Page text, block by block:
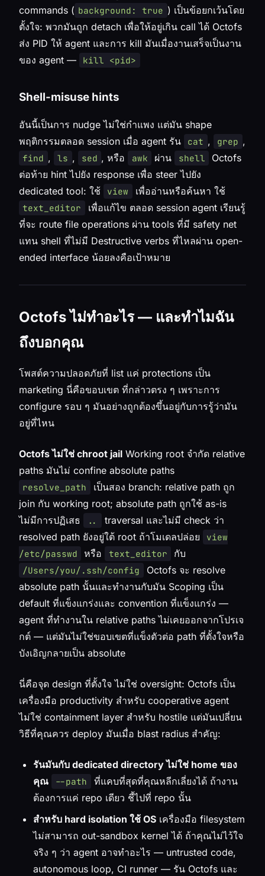
commands ( background: true ) เป็นข้อยกเว้นโดย
ตั้งใจ: พวกมันถูก detach เพื่อให้อยู่เกิน call ได้ Octofs
ส่ง PID ให้ agent และการ kill มันเมื่องานเสร็จเป็นงาน
ของ agent —
kill <pid>
Shell-misuse hints
อันนี้เป็นการ nudge ไม่ใช่กำแพง แต่มัน shape
พฤติกรรมตลอด session เมื่อ agent รัน
cat , grep ,
find , ls , sed , หรือ awk ผ่าน shell
Octofs
ต่อท้าย hint ไปยัง response เพื่อ steer ไปยัง
dedicated tool: ใช้
view เพื่ออ่านหรือค้นหา ใช้
text_editor
เพื่อแก้ไข ตลอด session agent เรียนรู้
ที่จะ route file operations ผ่าน tools ที่มี safety net
แทน shell ที่ไม่มี Destructive verbs ที่ไหลผ่าน open-
ended interface น้อยลงคือเป้าหมาย
Octofs ไม่ทำอะไร — และทำไมฉัน
ถึงบอกคุณ
โพสต์ความปลอดภัยที่ list แค่ protections เป็น
marketing นี่คือขอบเขต ที่กล่าวตรง ๆ เพราะการ
configure รอบ ๆ มันอย่างถูกต้องขึ้นอยู่กับการรู้ว่ามัน
อยู่ที่ไหน
Octofs ไม่ใช่ chroot jail Working root จำกัด relative
paths มันไม่ confine absolute paths
resolve_path
เป็นสอง branch: relative path ถูก
join กับ working root; absolute path ถูกใช้ as-is
ไม่มีการปฏิเสธ
..
traversal และไม่มี check ว่า
resolved path ยังอยู่ใต้ root ถ้าโมเดลปล่อย
view
/etc/passwd
หรือ text_editor กับ
/Users/you/.ssh/config
Octofs จะ resolve
absolute path นั้นและทำงานกับมัน Scoping เป็น
default ที่แข็งแกร่งและ convention ที่แข็งแกร่ง —
agent ที่ทำงานใน relative paths ไม่เคยออกจากโปรเจ
กต์ — แต่มันไม่ใช่ขอบเขตที่แข็งตัวต่อ path ที่ตั้งใจหรือ
บังเอิญกลายเป็น absolute
นี่คือจุด design ที่ตั้งใจ ไม่ใช่ oversight: Octofs เป็น
เครื่องมือ productivity สำหรับ cooperative agent
ไม่ใช่ containment layer สำหรับ hostile แต่มันเปลี่ยน
วิธีที่คุณควร deploy มันเมื่อ blast radius สำคัญ:
รันมันกับ dedicated directory ไม่ใช่ home ของ
คุณ
--path
ที่แคบที่สุดที่คุณหลีกเลี่ยงได้ ถ้างาน
ต้องการแค่ repo เดียว ชี้ไปที่ repo นั้น
สำหรับ hard isolation ใช้ OS เครื่องมือ filesystem
ไม่สามารถ out-sandbox kernel ได้ ถ้าคุณไม่ไว้ใจ
จริง ๆ ว่า agent อาจทำอะไร — untrusted code,
autonomous loop, CI runner — รัน Octofs และ